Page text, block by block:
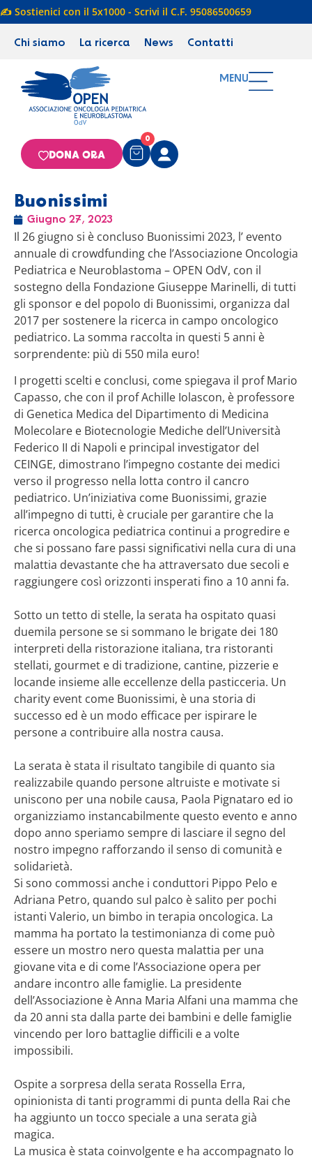
✍️ Sostienici con il 5x1000 - Scrivi il C.F. 95086500659
Chi siamo La ricerca News Contatti
MENU
0
DONA ORA
Buonissimi
Giugno 27, 2023
Il 26 giugno si è concluso Buonissimi 2023, l’ evento
annuale di crowdfunding che l’Associazione Oncologia
Pediatrica e Neuroblastoma – OPEN OdV, con il
sostegno della Fondazione Giuseppe Marinelli, di tutti
gli sponsor e del popolo di Buonissimi, organizza dal
2017 per sostenere la ricerca in campo oncologico
pediatrico. La somma raccolta in questi 5 anni è
sorprendente: più di 550 mila euro!
I progetti scelti e conclusi, come spiegava il prof Mario
Capasso, che con il prof Achille Iolascon, è professore
di Genetica Medica del Dipartimento di Medicina
Molecolare e Biotecnologie Mediche dell’Università
Federico II di Napoli e principal investigator del
CEINGE, dimostrano l’impegno costante dei medici
verso il progresso nella lotta contro il cancro
pediatrico. Un’iniziativa come Buonissimi, grazie
all’impegno di tutti, è cruciale per garantire che la
ricerca oncologica pediatrica continui a progredire e
che si possano fare passi significativi nella cura di una
malattia devastante che ha attraversato due secoli e
raggiungere così orizzonti insperati fino a 10 anni fa.
Sotto un tetto di stelle, la serata ha ospitato quasi
duemila persone se si sommano le brigate dei 180
interpreti della ristorazione italiana, tra ristoranti
stellati, gourmet e di tradizione, cantine, pizzerie e
locande insieme alle eccellenze della pasticceria. Un
charity event come Buonissimi, è una storia di
successo ed è un modo efficace per ispirare le
persone a contribuire alla nostra causa.
La serata è stata il risultato tangibile di quanto sia
realizzabile quando persone altruiste e motivate si
uniscono per una nobile causa, Paola Pignataro ed io
organizziamo instancabilmente questo evento e anno
dopo anno speriamo sempre di lasciare il segno del
nostro impegno rafforzando il senso di comunità e
solidarietà.
Si sono commossi anche i conduttori Pippo Pelo e
Adriana Petro, quando sul palco è salito per pochi
istanti Valerio, un bimbo in terapia oncologica. La
mamma ha portato la testimonianza di come può
essere un mostro nero questa malattia per una
giovane vita e di come l’Associazione opera per
andare incontro alle famiglie. La presidente
dell’Associazione è Anna Maria Alfani una mamma che
da 20 anni sta dalla parte dei bambini e delle famiglie
vincendo per loro battaglie difficili e a volte
impossibili.
Ospite a sorpresa della serata Rossella Erra,
opinionista di tanti programmi di punta della Rai che
ha aggiunto un tocco speciale a una serata già
magica.
La musica è stata coinvolgente e ha accompagnato lo